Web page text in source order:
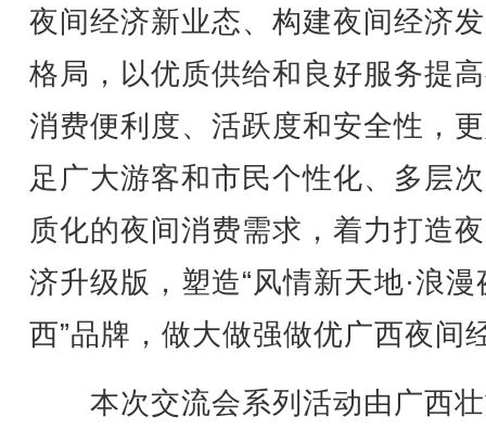
夜间经济新业态、构建夜间经济
格局，以优质供给和良好服务提
消费便利度、活跃度和安全性，
足广大游客和市民个性化、多层
质化的夜间消费需求，着力打造
济升级版，塑造“风情新天地·浪漫
西”品牌，做大做强做优广西夜间
本次交流会系列活动由广西